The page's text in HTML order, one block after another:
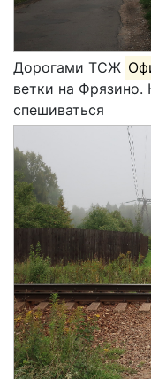
Дорогами ТСЖ
ветки на Фрязино.
спешиваться